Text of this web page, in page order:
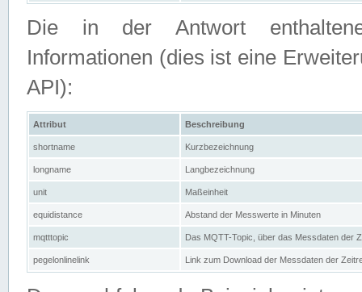
Die in der Antwort
Informationen (dies ist eine
API):
Attribut Beschreibung
shortname Kurzbezeichnung
longname Langbezeichnung
unit Maßeinheit
equidistance Abstand der Messwerte in Minuten
mqtttopic Das MQTT-Topic, über das Messdaten der
pegelonlinelink Link zum Download der Messdaten der